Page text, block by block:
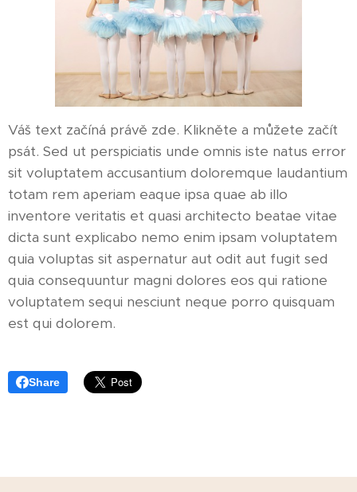
Váš text začíná právě zde. Klikněte a můžete začít
psát. Sed ut perspiciatis unde omnis iste natus error
sit voluptatem accusantium doloremque laudantium
totam rem aperiam eaque ipsa quae ab illo
inventore veritatis et quasi architecto beatae vitae
dicta sunt explicabo nemo enim ipsam voluptatem
quia voluptas sit aspernatur aut odit aut fugit sed
quia consequuntur magni dolores eos qui ratione
voluptatem sequi nesciunt neque porro quisquam
est qui dolorem.
Share